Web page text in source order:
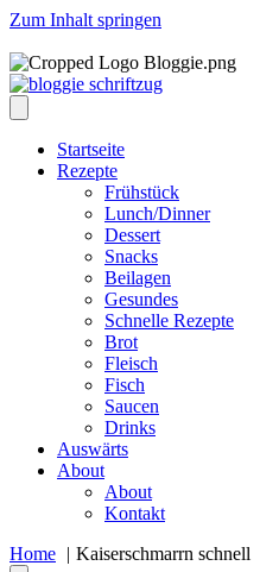
Zum Inhalt springen
Startseite
Rezepte
Frühstück
Lunch/Dinner
Dessert
Snacks
Beilagen
Gesundes
Schnelle Rezepte
Brot
Fleisch
Fisch
Saucen
Drinks
Auswärts
About
About
Kontakt
Home
Kaiserschmarrn schnell